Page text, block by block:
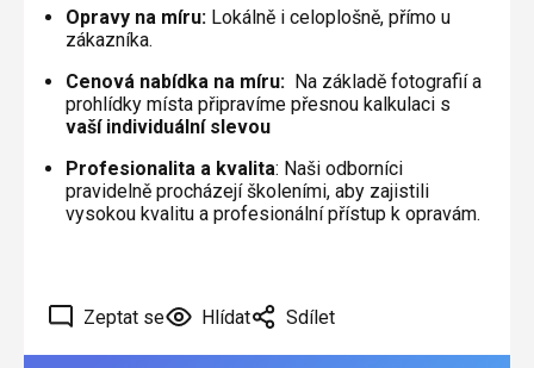
Opravy na míru: Lokálně i celoplošně, přímo u
zákazníka.
Cenová nabídka na míru: Na základě fotografií a
prohlídky místa připravíme přesnou kalkulaci s
vaší individuální slevou
Profesionalita a kvalita: Naši odborníci
pravidelně procházejí školeními, aby zajistili
vysokou kvalitu a profesionální přístup k opravám.
Zeptat se Hlídat Sdílet